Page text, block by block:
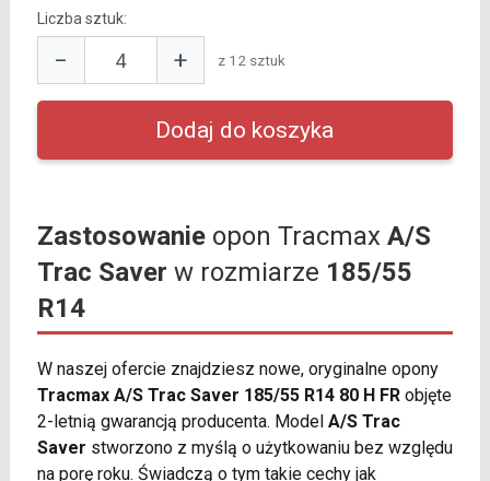
Liczba sztuk:
− + z 12 sztuk
Zastosowanieopon Tracmax A/S
Trac Saver w rozmiarze 185/55
R14
W naszej ofercie znajdziesz nowe, oryginalne opony
Tracmax A/S Trac Saver 185/55 R14 80 H FRobjęte
2-letnią gwarancją producenta. Model A/S Trac
Saver stworzono z myślą o użytkowaniu bez względu
na porę roku. Świadczą o tym takie cechy jak